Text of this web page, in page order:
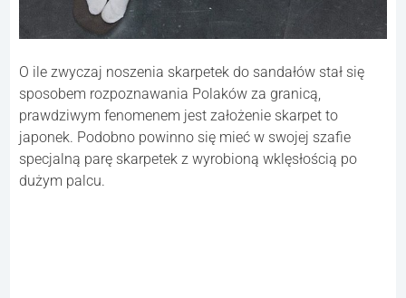
O ile zwyczaj noszenia skarpetek do sandałów stał się
sposobem rozpoznawania Polaków za granicą,
prawdziwym fenomenem jest założenie skarpet to
japonek. Podobno powinno się mieć w swojej szafie
specjalną parę skarpetek z wyrobioną wklęsłością po
dużym palcu.